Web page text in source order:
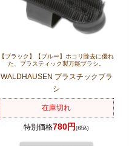
【ブラック】【ブルー】ホコリ除去に優れ
た、プラスティック製万能ブラシ。
WALDHAUSEN プラスチックブラ
シ
在庫切れ
特別価格780円(税込)